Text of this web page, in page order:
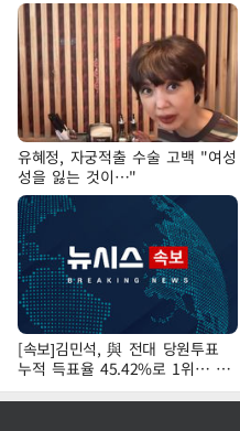
유혜정, 자궁적출 수술 고백 "여성
성을 잃는 것이…"
[속보]김민석, 與 전대 당원투표
누적 득표율 45.42%로 1위… 정
청래 44.56%